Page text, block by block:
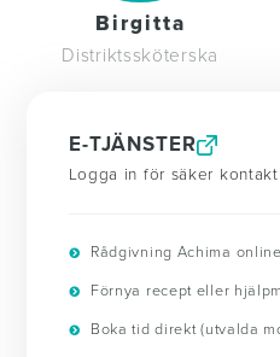
Birgitta
Distriktssköterska
E-TJÄNSTER
Logga in för säker
Rådgivning Achima
Förnya recept eller
Boka tid direkt (utvalda